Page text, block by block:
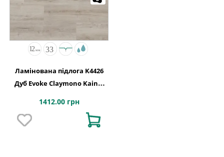
Ламінована підлога K4426
Дуб Evoke Claymono Kaindl
1412.00 грн